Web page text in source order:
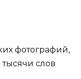
фотографий,
слов